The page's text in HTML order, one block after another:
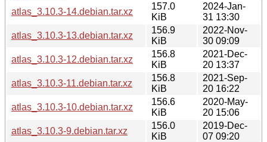
atlas_3.10.3-14.debian.tar.xz
157.0
KiB
2024-Jan-
31 13:30
atlas_3.10.3-13.debian.tar.xz
156.9
KiB
2022-Nov-
30 09:09
atlas_3.10.3-12.debian.tar.xz
156.8
KiB
2021-Dec-
20 13:37
atlas_3.10.3-11.debian.tar.xz
156.8
KiB
2021-Sep-
20 16:22
atlas_3.10.3-10.debian.tar.xz
156.6
KiB
2020-May-
20 15:06
atlas_3.10.3-9.debian.tar.xz
156.0
KiB
2019-Dec-
07 09:20